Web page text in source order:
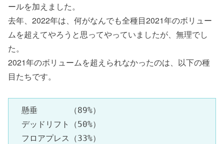
ールを加えました。
去年、2022年は、何がなんでも全種目2021年のボリュー
ムを超えてやろうと思ってやっていましたが、無理でし
た。
2021年のボリュームを超えられなかったのは、以下の種
目たちです。
懸垂　　　　（89%）
デッドリフト（50%）
フロアプレス（33%）